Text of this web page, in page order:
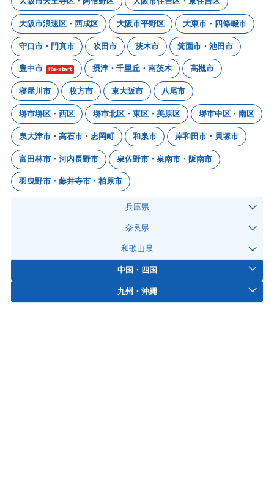
大阪市浪速区・西成区 大阪市平野区 大東市・四條畷市
守口市・門真市 吹田市 茨木市 箕面市・池田市
豊中市 Re-start 摂津・千里丘・南茨木 高槻市
寝屋川市 枚方市 東大阪市 八尾市
堺市堺区・西区 堺市北区・東区・美原区 堺市中区・南区
泉大津市・高石市・忠岡町 和泉市 岸和田市・貝塚市
富田林市・河内長野市 泉佐野市・泉南市・阪南市
羽曳野市・藤井寺市・柏原市
兵庫県
奈良県
和歌山県
中国・四国
九州・沖縄